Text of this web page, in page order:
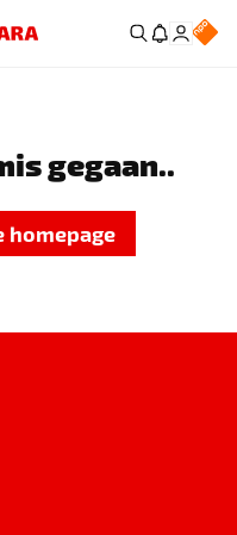
gegaan..
homepage